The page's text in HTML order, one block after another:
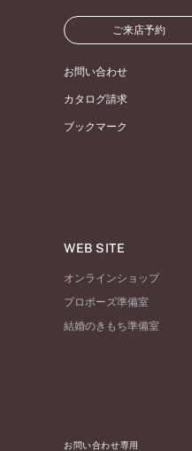
ご来店予約
お問い合わせ
カタログ請求
ブックマーク
WEB SITE
オンラインショップ
プロポーズ準備室
結婚のきもち準備室
お問い合わせ専用